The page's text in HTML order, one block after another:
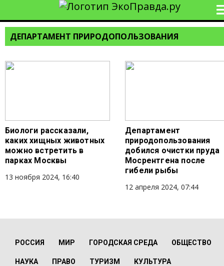
ДЕПАРТАМЕНТ ПРИРОДОПОЛЬЗОВАНИЯ
Биологи рассказали,
каких хищных животных
можно встретить в
парках Москвы
13 ноября 2024, 16:40
Департамент
природопользования
добился очистки пруда
Мосрентгена после
гибели рыбы
12 апреля 2024, 07:44
РОССИЯ МИР ГОРОДСКАЯ СРЕДА ОБЩЕСТВО
НАУКА ПРАВО ТУРИЗМ КУЛЬТУРА